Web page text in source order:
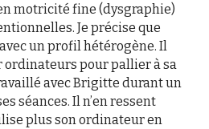
motricité fine (dysgraphie)
Je précise que
un profil hétérogène. Il
ordinateurs pour pallier à sa
avec Brigitte durant un
séances. Il n’en ressent
plus son ordinateur en